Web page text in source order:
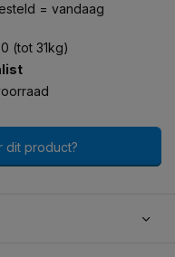
= vandaag
(tot 31kg)
dit product?